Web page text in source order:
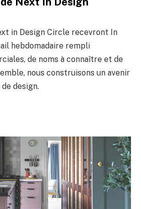
in Design Circle recevront In
hebdomadaire rempli
de noms à connaître et de
nous construisons un avenir
design.